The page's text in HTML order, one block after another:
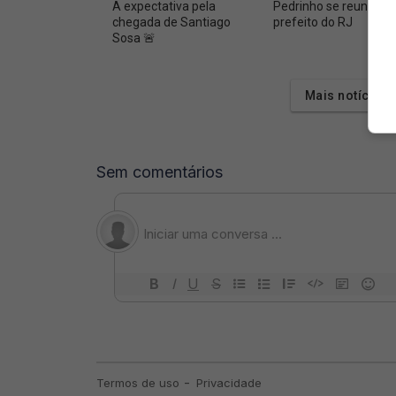
A expectativa pela
chegada de Santiago
Sosa 🚨
Pedrinho se reuniu
prefeito do RJ
Mais notícias